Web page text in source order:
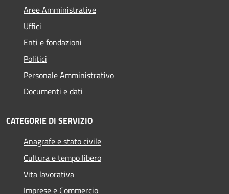
Aree Amministrative
Uffici
Enti e fondazioni
Politici
Personale Amministrativo
Documenti e dati
CATEGORIE DI SERVIZIO
Anagrafe e stato civile
Cultura e tempo libero
Vita lavorativa
Imprese e Commercio